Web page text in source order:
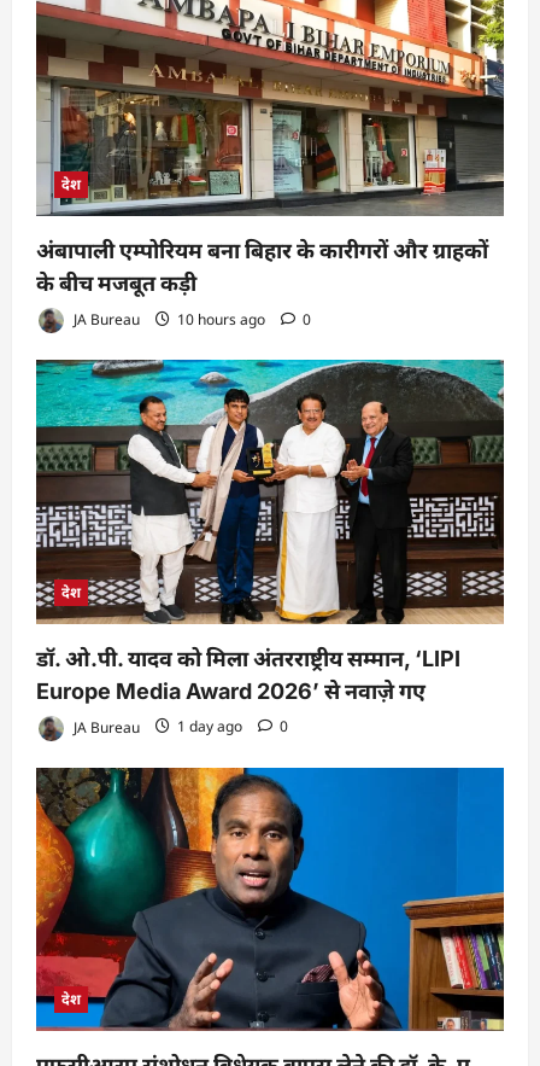
देश
अंबापाली एम्पोरियम बना बिहार के कारीगरों और ग्राहकों
के बीच मजबूत कड़ी
JA Bureau 10 hours ago 0
देश
डॉ. ओ.पी. यादव को मिला अंतरराष्ट्रीय सम्मान, ‘LIPI
Europe Media Award 2026’ से नवाज़े गए
JA Bureau 1 day ago 0
देश